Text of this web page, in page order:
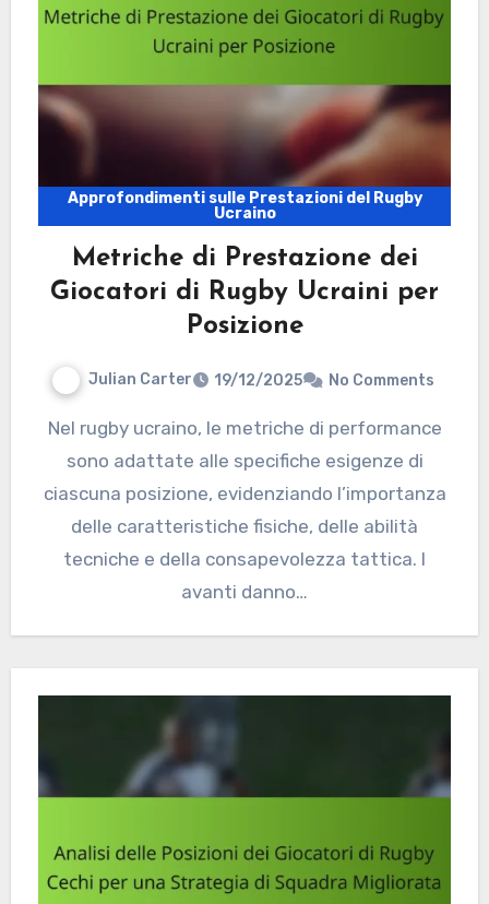
Approfondimenti sulle Prestazioni del Rugby
Ucraino
Metriche di Prestazione dei
Giocatori di Rugby Ucraini per
Posizione
Julian Carter 19/12/2025 No Comments
Nel rugby ucraino, le metriche di performance
sono adattate alle specifiche esigenze di
ciascuna posizione, evidenziando l’importanza
delle caratteristiche fisiche, delle abilità
tecniche e della consapevolezza tattica. I
avanti danno…